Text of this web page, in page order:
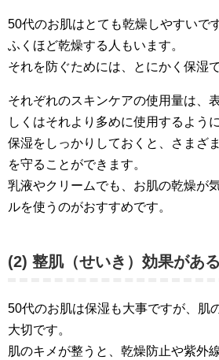
50代のお肌はとても乾燥しやすいで
ふくほど乾燥する人もいます。
それを防ぐためには、とにかく保湿で
それぞれのスキンケアの使用量は、
しくはそれより多めに使用するよう
保湿をしっかりしておくと、さまざ
を守ることができます。
乳液やクリームでも、お肌の乾燥が
ルを使うのがおすすめです。
(2) 整肌（せいき）効果があ
50代のお肌は保湿も大事ですが、肌
大切です。
肌のキメが整うと、乾燥防止や紫外